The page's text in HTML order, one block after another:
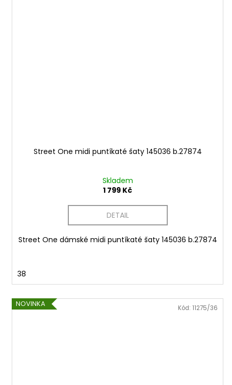
Street One midi puntíkaté šaty 145036 b.27874
Skladem
1 799 Kč
DETAIL
Street One dámské midi puntíkaté šaty 145036 b.27874
38
NOVINKA Kód: 11275/36